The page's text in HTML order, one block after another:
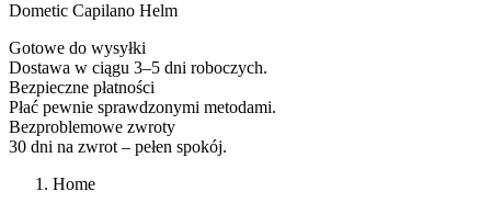
Dometic Capilano Helm
Gotowe do wysyłki
Dostawa w ciągu 3–5 dni roboczych.
Bezpieczne płatności
Płać pewnie sprawdzonymi metodami.
Bezproblemowe zwroty
30 dni na zwrot – pełen spokój.
Home